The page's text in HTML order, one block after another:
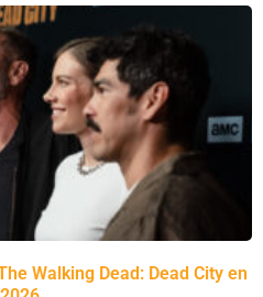
Walking Dead: Dead City en